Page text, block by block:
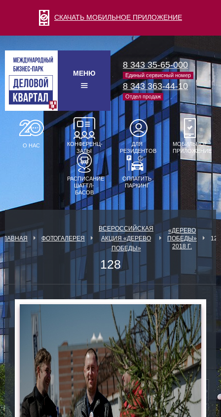
СКАЧАТЬ МОБИЛЬНОЕ ПРИЛОЖЕНИЕ
МЕНЮ
8 343 35-65-000
Единый сервисный номер
8 343 363-44-10
Отдел продаж
О НАС
КОНФЕРЕНЦ-
ЗАЛЫ
ДЛЯ
РЕЗИДЕНТОВ
МОБИЛЬНОЕ
ПРИЛОЖЕНИЕ
РАСПИСАНИЕ
ШАТТЛ-
БАСОВ
ОПЛАТИТЬ
ПАРКИНГ
ГЛАВНАЯ ФОТОГАЛЕРЕЯ
ВСЕРОССИЙСКАЯ
АКЦИЯ «ДЕРЕВО
ПОБЕДЫ»
«ДЕРЕВО
ПОБЕДЫ»
2018 Г.
128
128